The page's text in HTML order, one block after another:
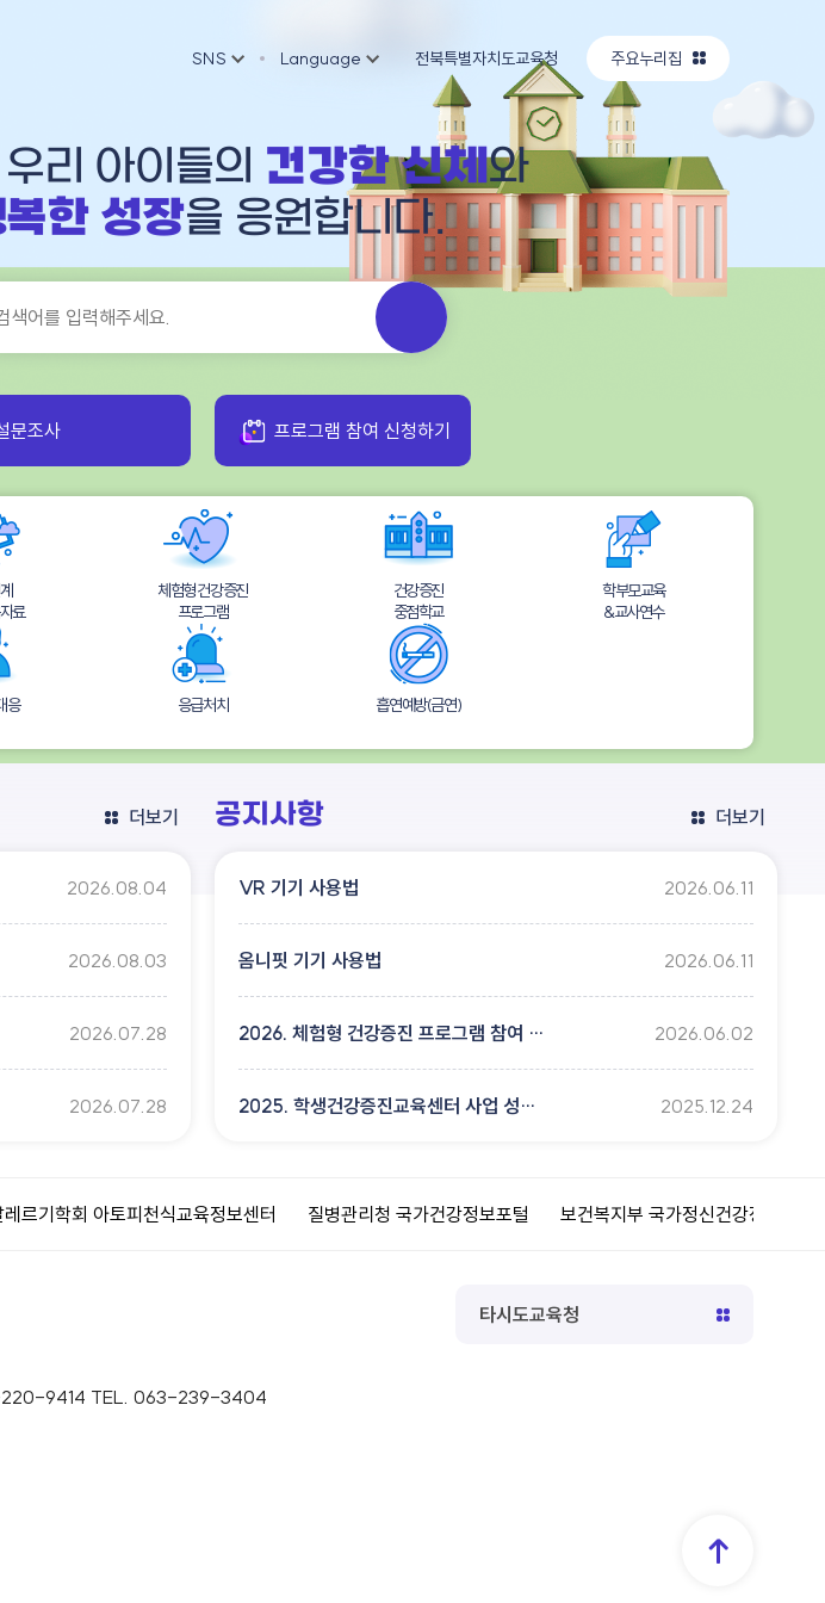
SNS Language 전북특별자치도교육청 주요누리집
리 아이들의 건강한 신체와
한 성장을 응원합니다.
문조사 프로그램 참여 신청하기
료
체험형 건강증진
프로그램
건강증진
중점학교
학부모교육
&교사연수
응 응급처치 흡연예방(금연)
2026.08.04
2026.08.03
2026.07.28
2026.07.28
더보기 공지사항
VR 기기 사용법 2026.06.11
옴니핏 기기 사용법 2026.06.11
2026. 체험형 건강증진 프로그램 참여 학교 담당자 연수 2026.06.02
2025. 학생건강증진교육센터 사업 성과 보고회 2025.12.24
더보기
교육정보센터 질병관리청 국가건강정보포털 보건복지부 국가정신건강정보포털 대한의사협회 건
9414 TEL. 063-239-3404
타시도교육청